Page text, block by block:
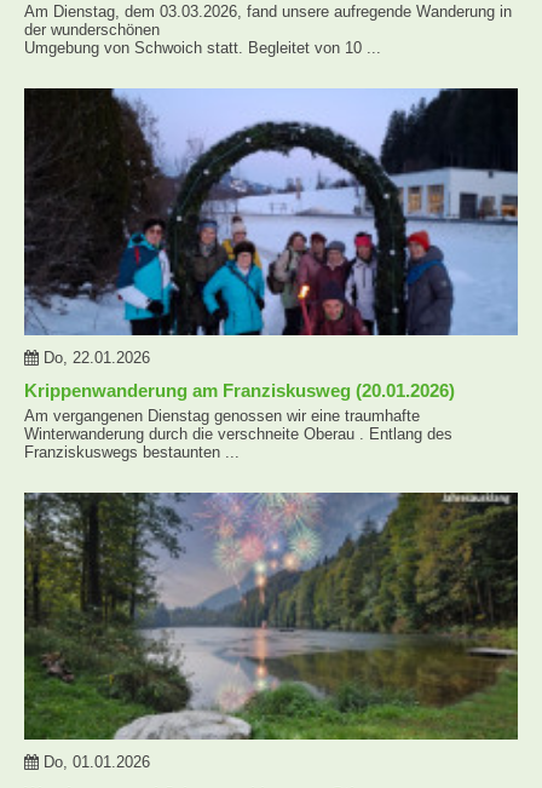
Am Dienstag, dem 03.03.2026, fand unsere aufregende Wanderung in
der wunderschönen
Umgebung von Schwoich statt. Begleitet von 10 ...
Do, 22.01.2026
Krippenwanderung am Franziskusweg (20.01.2026)
Am vergangenen Dienstag genossen wir eine traumhafte
Winterwanderung durch die verschneite Oberau . Entlang des
Franziskuswegs bestaunten ...
Do, 01.01.2026